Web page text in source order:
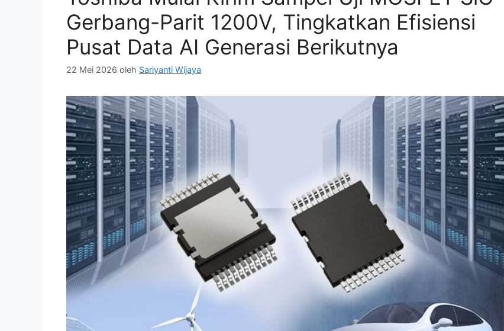
Gerbang-Parit 1200V, Tingkatkan Efisiensi
Pusat Data AI Generasi Berikutnya
22 Mei 2026 oleh Sariyanti Wijaya